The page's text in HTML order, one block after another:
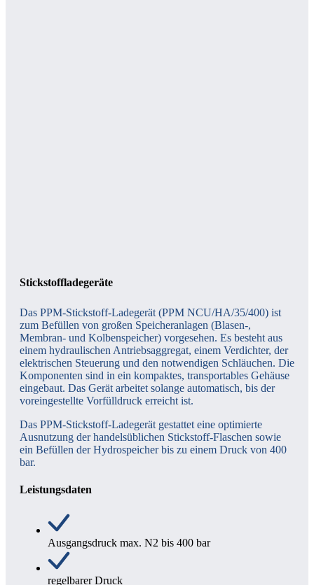
Stickstoffladegeräte
Das PPM-Stickstoff-Ladegerät (PPM NCU/HA/35/400) ist
zum Befüllen von großen Speicheranlagen (Blasen-,
Membran- und Kolbenspeicher) vorgesehen. Es besteht aus
einem hydraulischen Antriebsaggregat, einem Verdichter, der
elektrischen Steuerung und den notwendigen Schläuchen. Die
Komponenten sind in ein kompaktes, transportables Gehäuse
eingebaut. Das Gerät arbeitet solange automatisch, bis der
voreingestellte Vorfülldruck erreicht ist.
Das PPM-Stickstoff-Ladegerät gestattet eine optimierte
Ausnutzung der handelsüblichen Stickstoff-Flaschen sowie
ein Befüllen der Hydrospeicher bis zu einem Druck von 400
bar.
Leistungsdaten
Ausgangsdruck max. N2 bis 400 bar
regelbarer Druck